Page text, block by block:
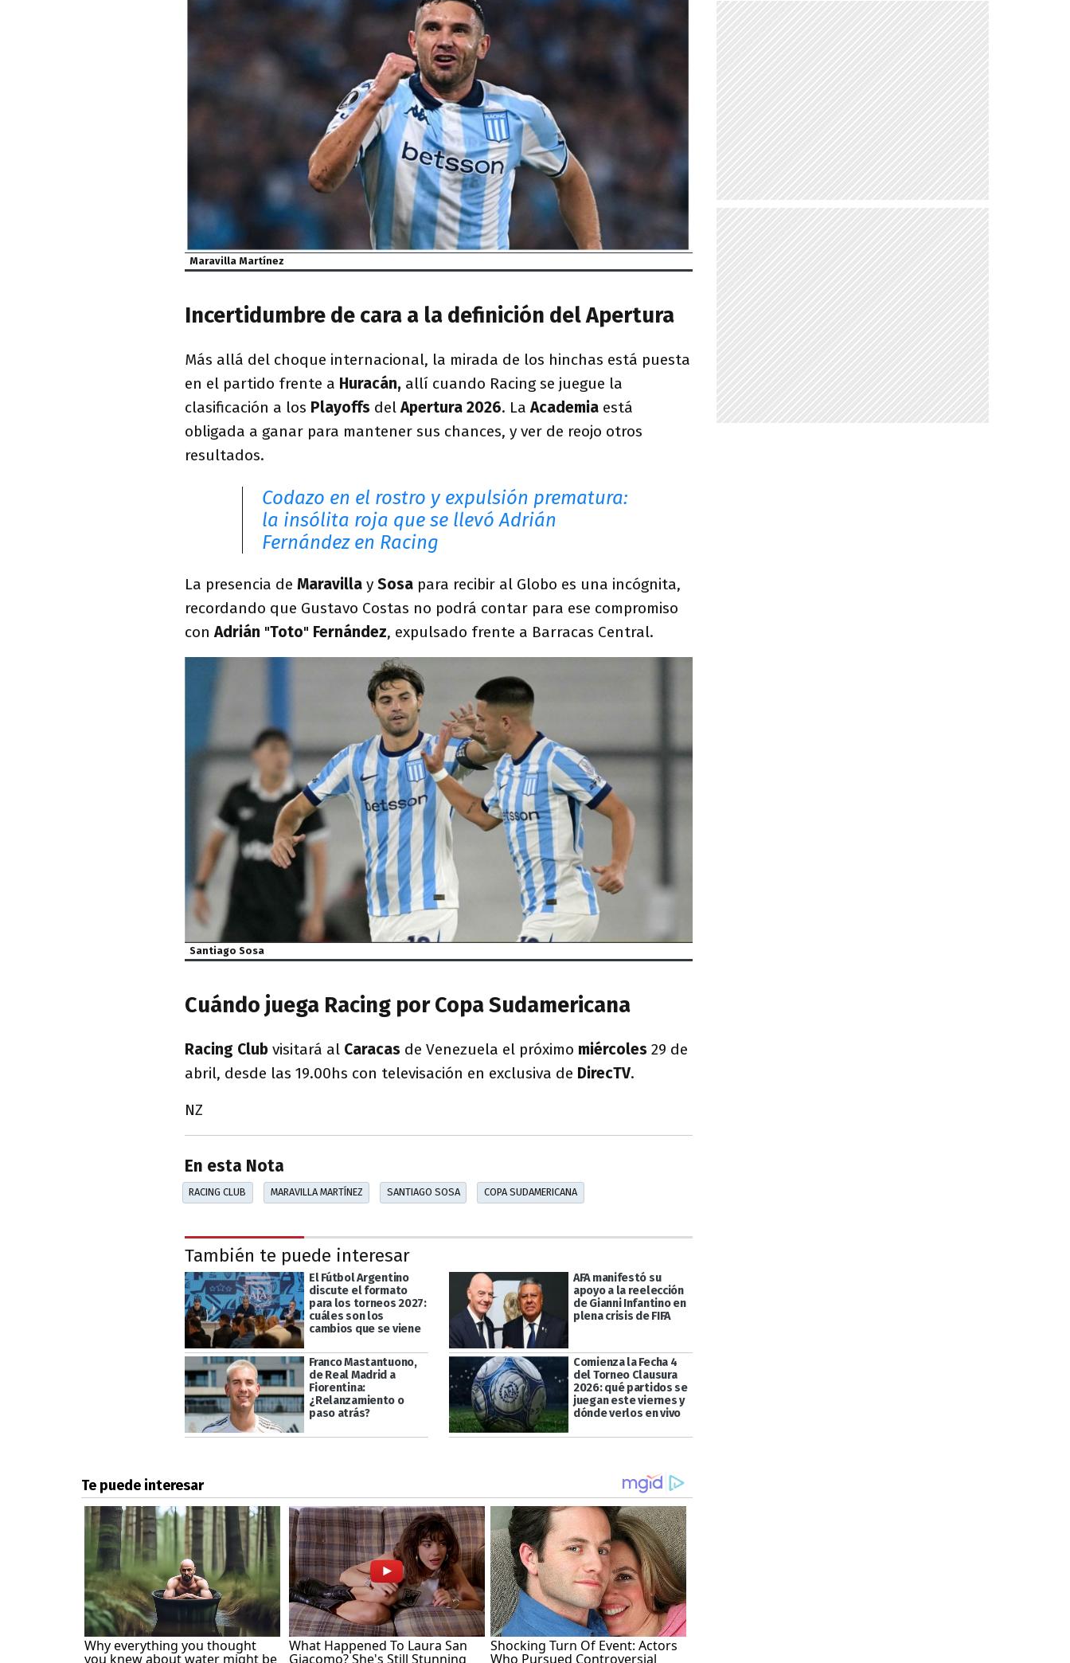
Maravilla Martínez
Incertidumbre de cara a la definición del Apertura
Más allá del choque internacional, la mirada de los hinchas está puesta
en el partido frente a Huracán, allí cuando Racing se juegue la
clasificación a los Playoffs delApertura 2026. LaAcademia está
obligada a ganar para mantener sus chances, y ver de reojo otros
resultados.
Codazo en el rostro y expulsión prematura:
la insólita roja que se llevó Adrián
Fernández en Racing
La presencia de Maravilla y Sosa para recibir al Globo es una incógnita,
recordando que Gustavo Costas no podrá contar para ese compromiso
conAdrián "Toto" Fernández, expulsado frente a Barracas Central.
Santiago Sosa
Cuándo juega Racing por Copa Sudamericana
Racing Club visitará al Caracas de Venezuela el próximo miércoles 29 de
abril, desde las 19.00hs con televisación en exclusiva de DirecTV.
NZ
En esta Nota
RACING CLUB MARAVILLA MARTÍNEZ SANTIAGO SOSA COPA SUDAMERICANA
También te puede interesar
El Fútbol Argentino
discute el formato
para los torneos 2027:
cuáles son los
cambios que se viene
AFA manifestó su
apoyo a la reelección
de Gianni Infantino en
plena crisis de FIFA
Franco Mastantuono,
de Real Madrid a
Fiorentina:
¿Relanzamiento o
paso atrás?
Comienza la Fecha 4
del Torneo Clausura
2026: qué partidos se
juegan este viernes y
dónde verlos en vivo